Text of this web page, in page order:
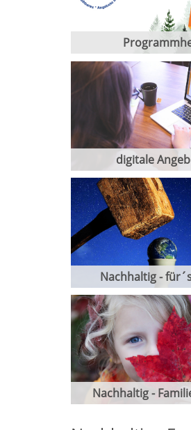
digitale
Nachhaltig -
Nachhaltig -